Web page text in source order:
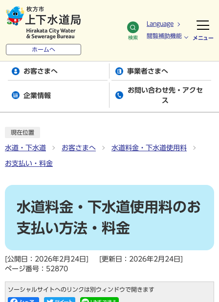
ホームへ
検索
Language
閲覧補助機能 メニュー
お客さまへ 事業者さまへ
企業情報
お問い合わせ先・アクセ
ス
現在位置
水道・下水道 お客さまへ 水道料金・下水道使用料
お支払い・料金
水道料金・下水道使用料のお
支払い方法・料金
[公開日：2026年2月24日]
[更新日：2026年2月24日]
ページ番号：52870
ソーシャルサイトへのリンクは別ウィンドウで開きます